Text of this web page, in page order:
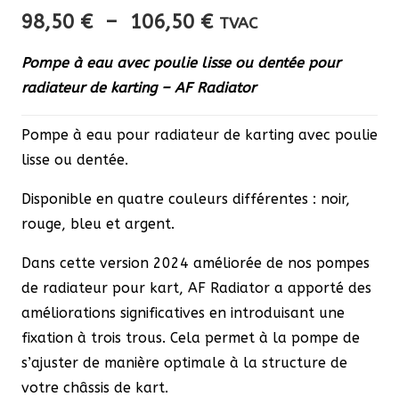
98,50 € – 106,50 €Plage
prix :
98,50 €
106,50 €
TVAC
Pompe à eau avec poulie lisse ou dentée pour
radiateur de karting – AF Radiator
Pompe à eau pour radiateur de karting avec poulie
lisse ou dentée.
Disponible en quatre couleurs différentes : noir,
rouge, bleu et argent.
Dans cette version 2024 améliorée de nos pompes
de radiateur pour kart, AF Radiator a apporté des
améliorations significatives en introduisant une
fixation à trois trous. Cela permet à la pompe de
s’ajuster de manière optimale à la structure de
votre châssis de kart.